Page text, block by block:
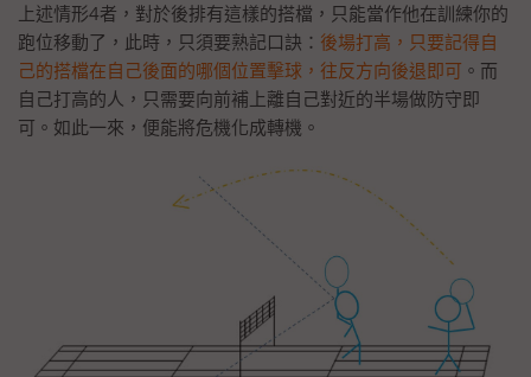
上述情形4者，對於後排有這樣的搭檔，只能當作他在訓練你的
跑位移動了，此時，只須要熟記口訣： 後場打高，只要記得自
己的搭檔在自己後面的哪個位置擊球，往反方向後退即可 。而
自己打高的人，只需要向前補上離自己對近的半場做防守即
可。如此一來，便能將危機化成轉機。